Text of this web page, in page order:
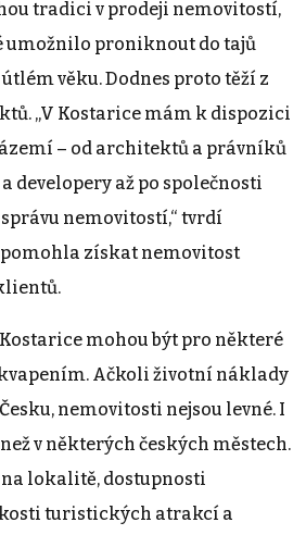
tradici v prodeji nemovitostí,
umožnilo proniknout do tajů
věku. Dodnes proto těží z
„V Kostarice mám k dispozici
– od architektů a právníků
developery až po společnosti
nemovitostí,“ tvrdí
pomohla získat nemovitost
mohou být pro některé
Ačkoli životní náklady
nemovitosti nejsou levné. I
v některých českých městech.
lokalitě, dostupnosti
turistických atrakcí a